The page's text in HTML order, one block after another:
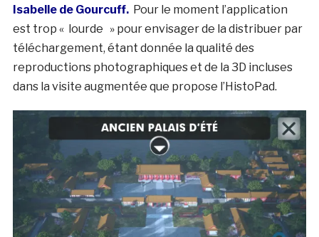
Isabelle de Gourcuff. Pour le moment l’application
est trop « lourde » pour envisager de la distribuer par
téléchargement, étant donnée la qualité des
reproductions photographiques et de la 3D incluses
dans la visite augmentée que propose l’HistoPad.